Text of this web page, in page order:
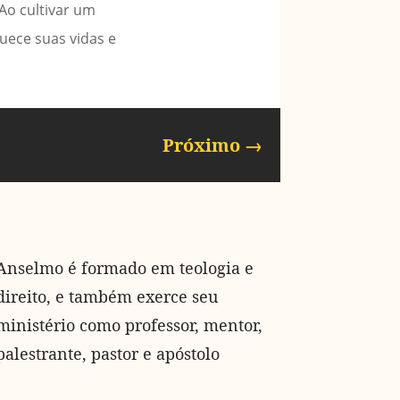
cultivar um
suas vidas e
Próximo→
é formado em teologia e
e também exerce seu
como professor, mentor,
pastor e apóstolo